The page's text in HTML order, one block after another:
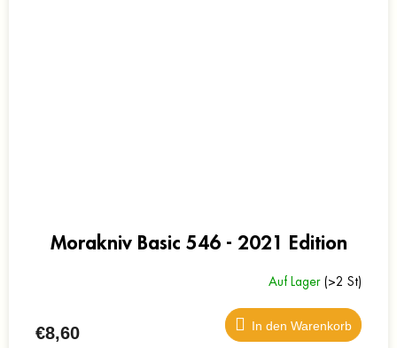
Morakniv Basic 546 - 2021 Edition
Auf Lager (>2 St)
€8,60 In den Warenkorb